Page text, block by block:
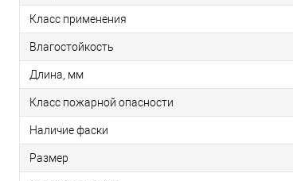
Класс применения
Влагостойкость
Длина, мм
Класс пожарной опасности
Наличие фаски
Размер